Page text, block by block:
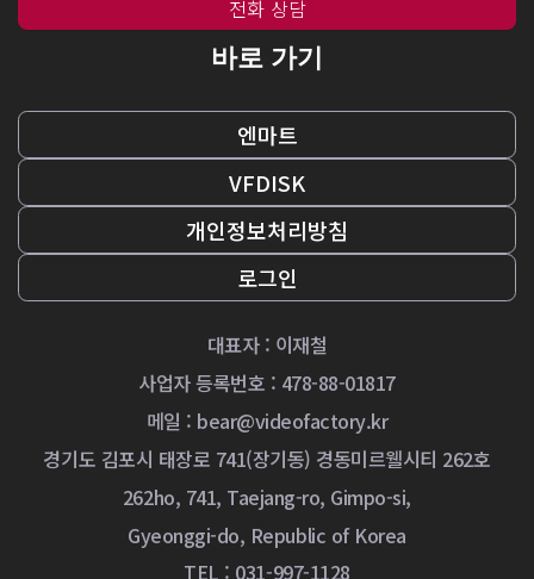
대표자 : 이재철
사업자 등록번호 : 478-88-01817
메일 : bear@videofactory.kr
경기도 김포시 태장로 741(장기동) 경동미르웰시티 262호
262ho, 741, Taejang-ro, Gimpo-si,
Gyeonggi-do, Republic of Korea
TEL : 031-997-1128
전화 상담
바로 가기
엔마트
VFDISK
개인정보처리방침
로그인